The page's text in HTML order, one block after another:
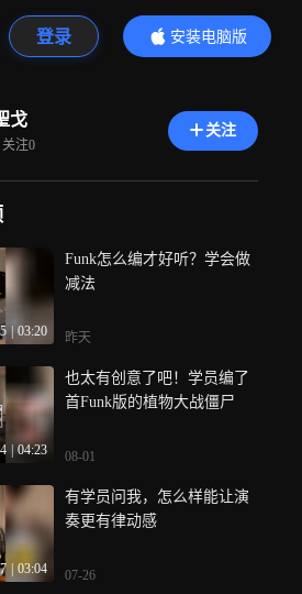
登录
安装电脑版
内容更精彩
戈
关注0
关注
03:20
Funk怎么编才好听？学会做
减法
昨天
4 04:23
也太有创意了吧！学员编了
首Funk版的植物大战僵尸
08-01
7 03:04
有学员问我，怎么样能让演
奏更有律动感
07-26